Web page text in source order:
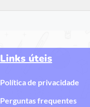
Links úteis
Política de privacidade
Perguntas frequentes